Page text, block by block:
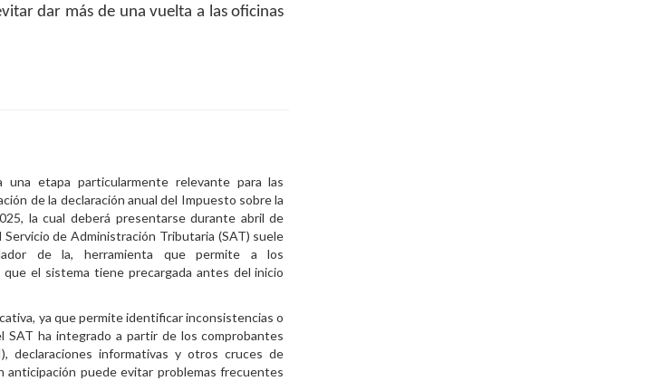
dar más de una vuelta a las oficinas
una etapa particularmente relevante para las
de la declaración anual del Impuesto sobre la
la cual deberá presentarse durante abril de
de Administración Tributaria (SAT) suele
de la, herramienta que permite a los
el sistema tiene precargada antes del inicio
ya que permite identificar inconsistencias o
SAT ha integrado a partir de los comprobantes
declaraciones informativas y otros cruces de
puede evitar problemas frecuentes